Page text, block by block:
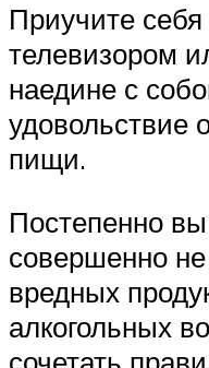
Приучите
телевизором
наедине с
удовольствие
пищи.
Постепенно
совершенно
вредных
алкогольных